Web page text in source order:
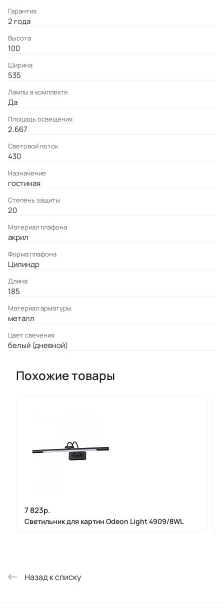
Гарантия
2 года
Высота
100
Ширина
535
Лампы в комплекте
Да
Площадь освещения
2.667
Световой поток
430
Назначение
гостиная
Степень защиты
20
Материал плафона
акрил
Форма плафона
Цилиндр
Длина
185
Материал арматуры
металл
Цвет свечения
белый (дневной)
Похожие товары
7 823р.
Светильник для картин Odeon Light 4909/8WL
Назад к списку